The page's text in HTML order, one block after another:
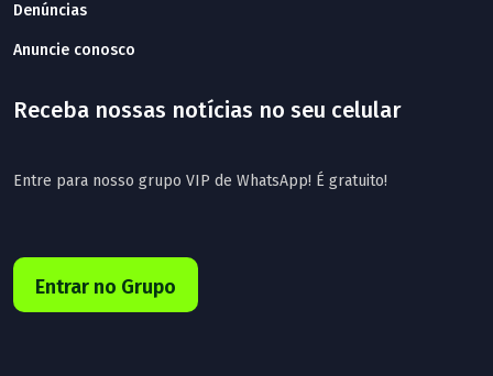
Denúncias
Anuncie conosco
Receba nossas notícias no seu celular
Entre para nosso grupo VIP de WhatsApp! É gratuito!
Entrar no Grupo